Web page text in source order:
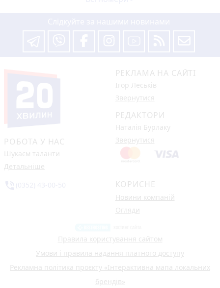
РОБОТА У НАС
Шукаєм таланти
Детальніше
РЕКЛАМА НА САЙТІ
Ігор Леськів
Звернутися
РЕДАКТОРИ
Наталія Бурлаку
Звернутися
КОРИСНЕ
Новини компаній
Огляди
Правила користування сайтом
Умови і правила надання платного доступу
Рекламна політика проєкту «Інтерактивна мапа локальних
брендів»